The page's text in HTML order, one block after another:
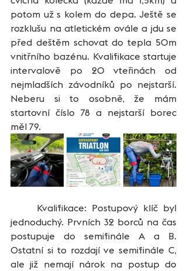
potom už s kolem do depa. Ještě se
rozklušu na atletickém ovále a jdu se
před deštěm schovat do tepla 50m
vnitřního bazénu. Kvalifikace startuje
intervalově po 20 vteřinách od
nejmladších závodníků po nejstarší.
Neberu si to osobně, že mám
startovní číslo 78 a nejstarší borec
měl 79.
jednoduchý. Prvních 32 borců na čas
postupuje do semifinále A a B.
Ostatní si to rozdají ve semifinále C,
ale již nemají nárok na postup do